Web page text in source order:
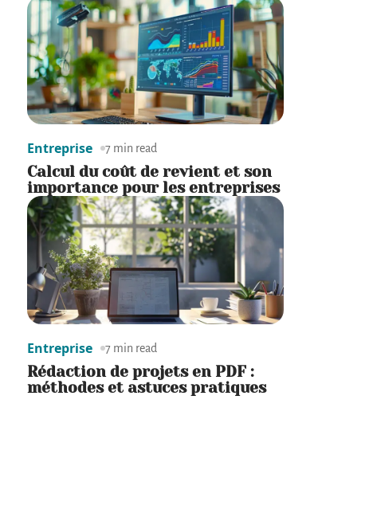
Entreprise 7 min read
Calcul du coût de revient et son
importance pour les entreprises
Entreprise 7 min read
Rédaction de projets en PDF :
méthodes et astuces pratiques